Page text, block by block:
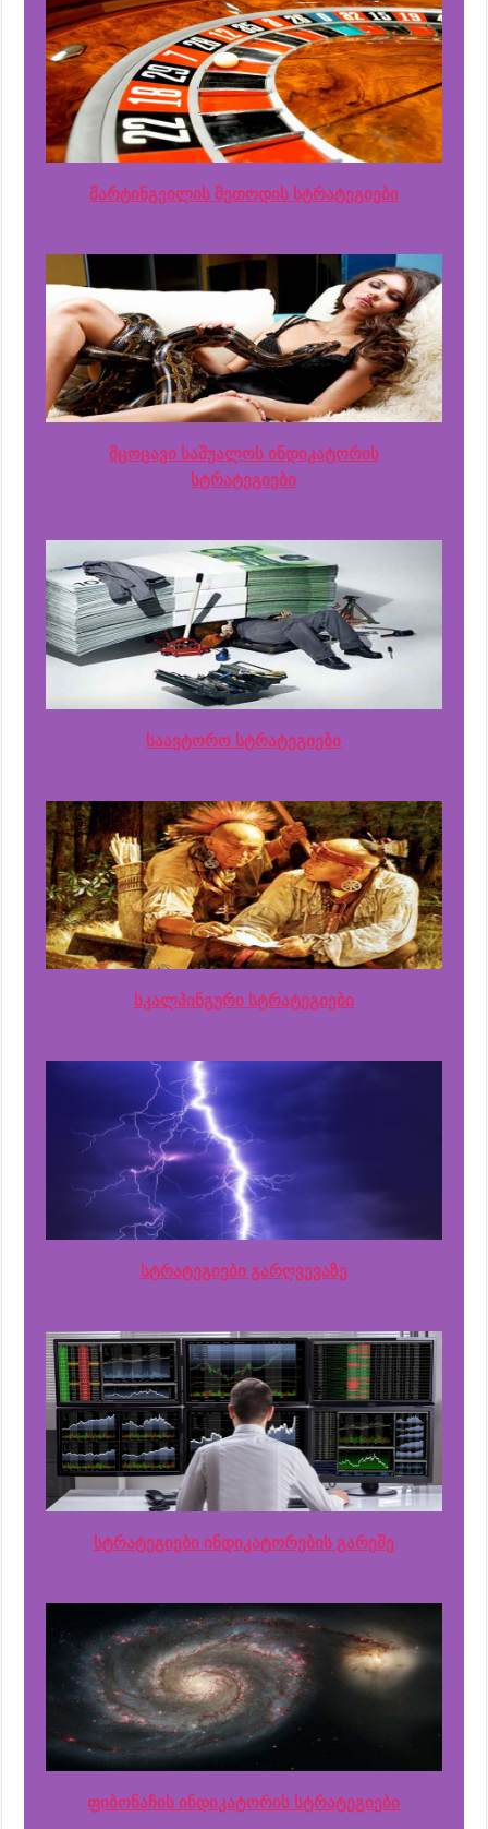
მარტინგეილის მეთოდის სტრატეგიები
მცოცავი საშუალოს ინდიკატორის
სტრატეგიები
საავტორო სტრატეგიები
სკალპინგური სტრატეგიები
სტრატეგიები გარღვევაზე
სტრატეგიები ინდიკატორების გარეშე
ფიბონაჩის ინდიკატორის სტრატეგიები